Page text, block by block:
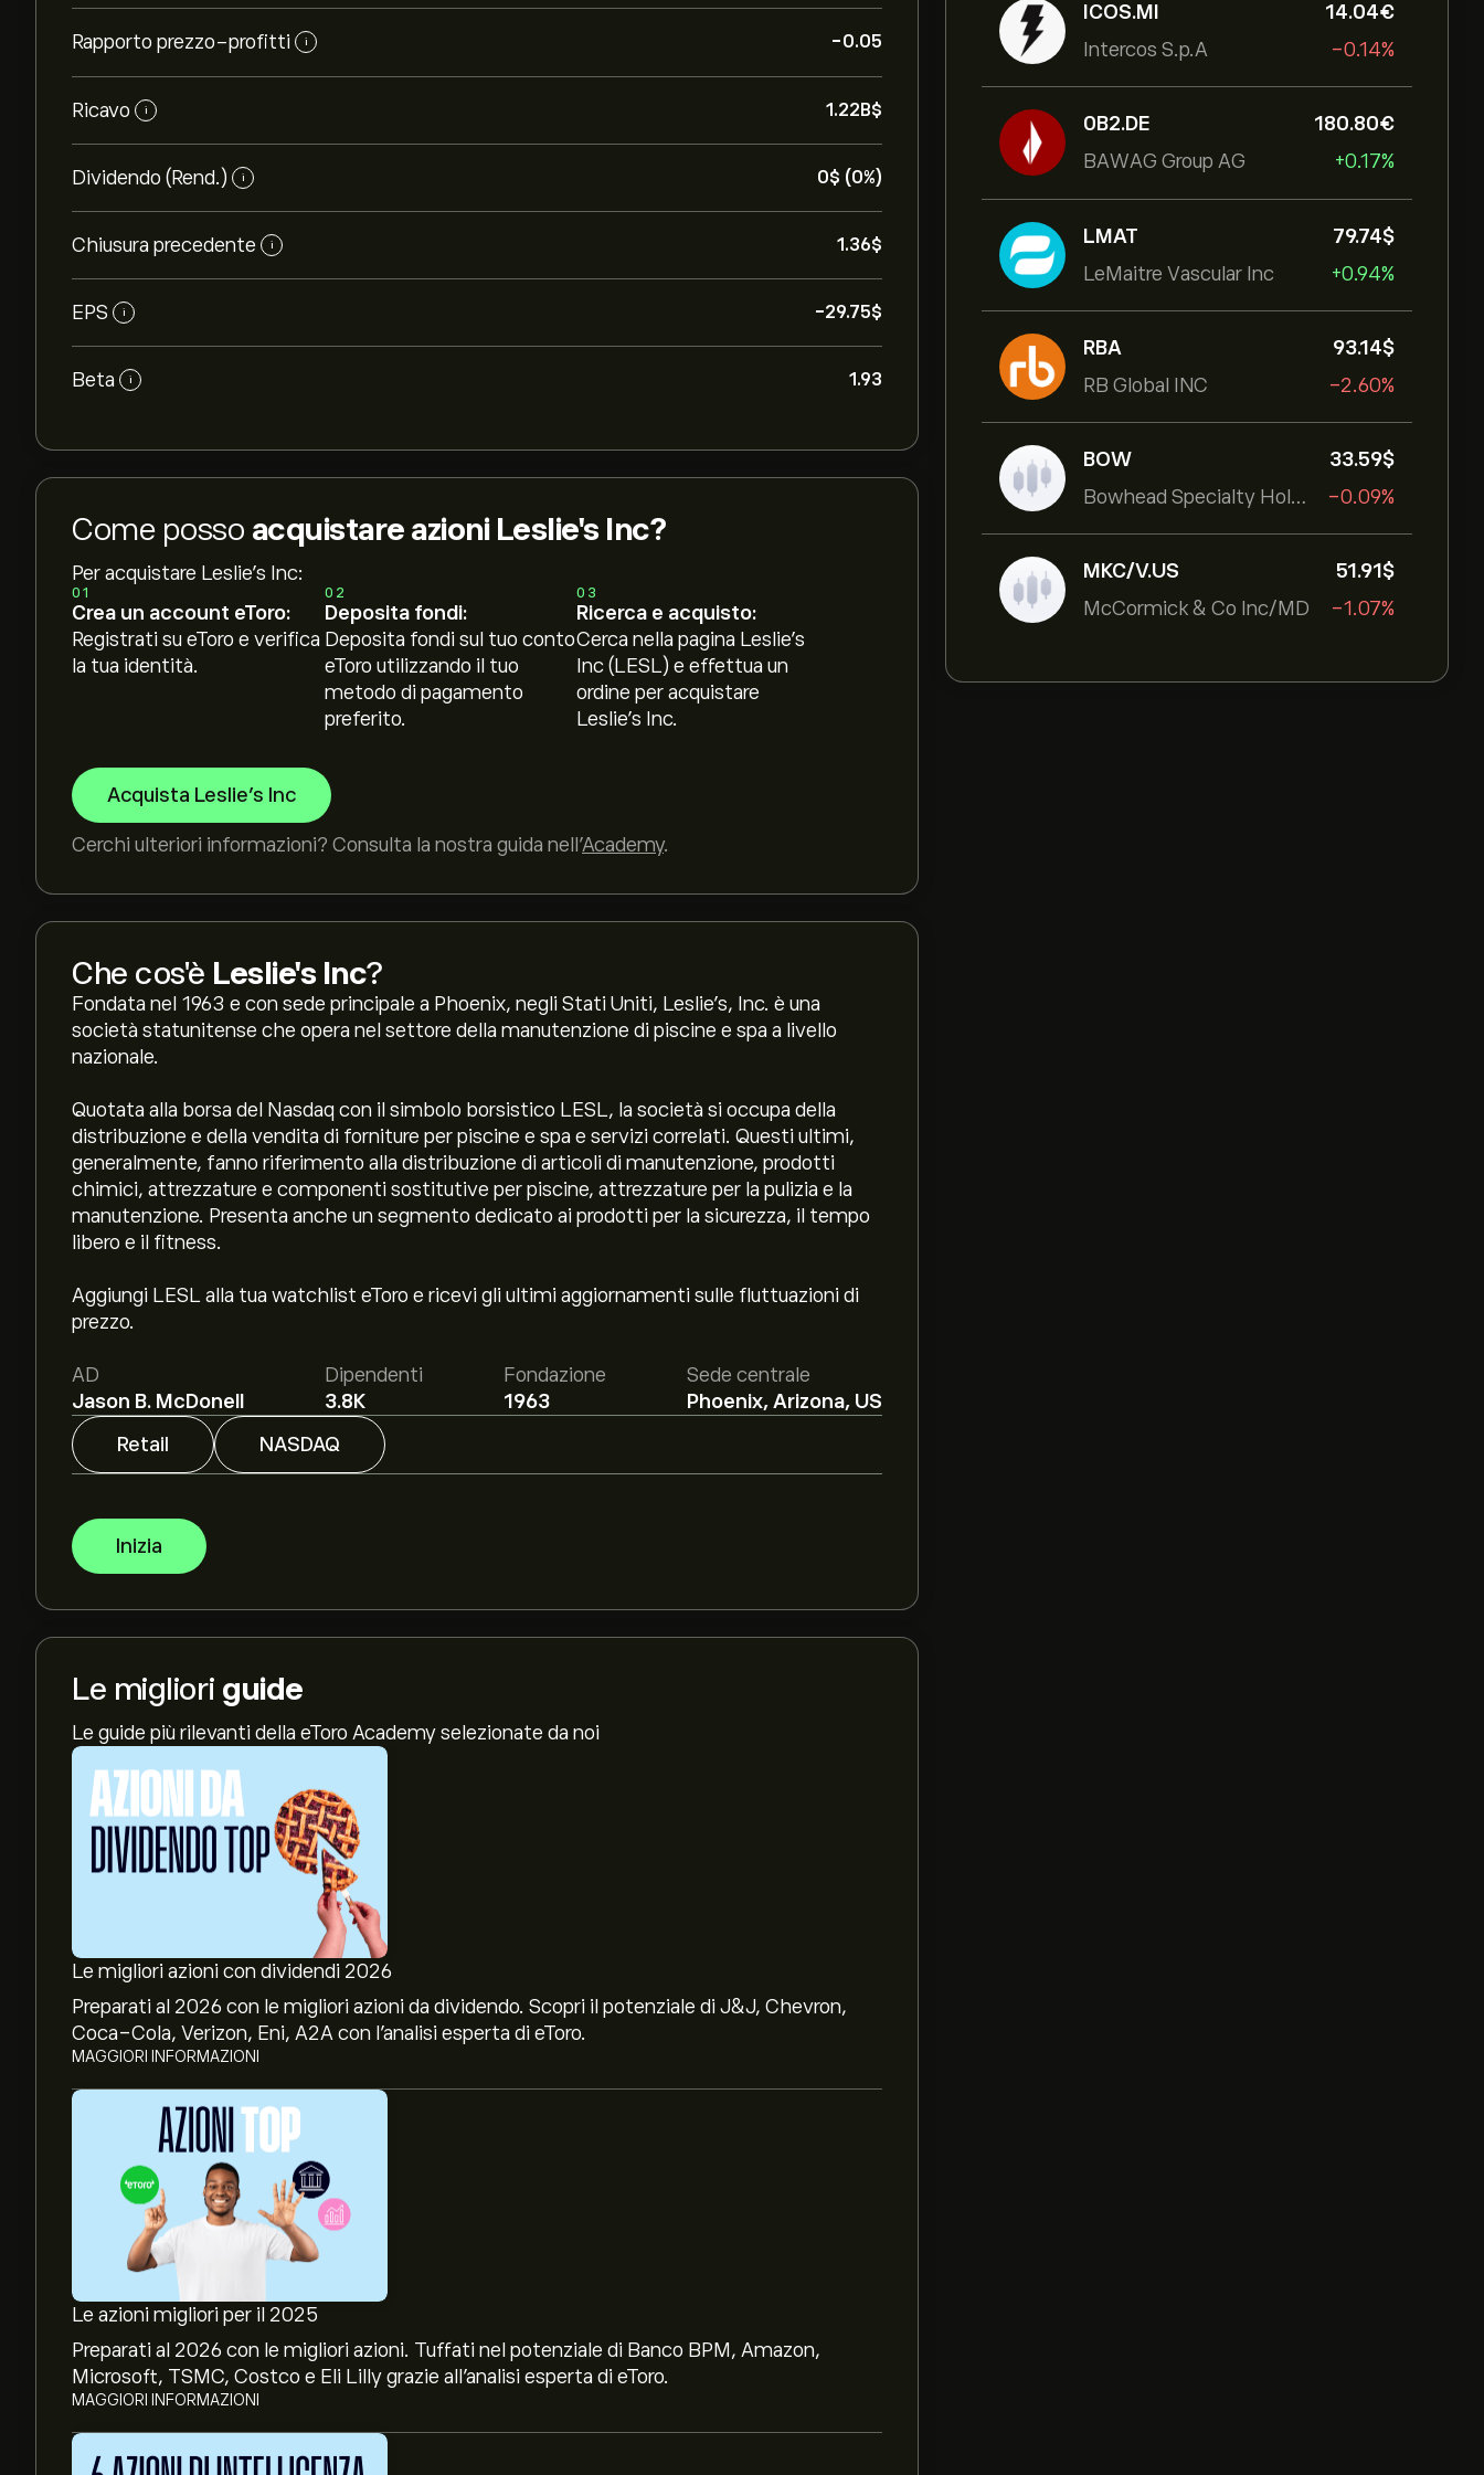
ICOS.MI
Intercos S.p.A
14.04‎€‎
-0.14%
0B2.DE
BAWAG Group AG
180.80‎€‎
+0.17%
LMAT
LeMaitre Vascular Inc
79.74‎$‎
+0.94%
RBA
RB Global INC
93.14‎$‎
-2.60%
BOW
Bowhead Specialty Holdings Inc
33.59‎$‎
-0.09%
MKC/V.US
McCormick & Co Inc/MD
51.91‎$‎
-1.07%
Rapporto prezzo-profitti i -0.05
Ricavo i 1.22B‎$‎
Dividendo (Rend.) i 0‎$‎ (0%)
Chiusura precedente i 1.36‎$‎
EPS i -29.75‎$‎
Beta i 1.93
Come posso acquistare azioni Leslie's Inc?
Per acquistare Leslie's Inc:
01
Crea un account eToro:
Registrati su eToro e verifica
la tua identità.
02
Deposita fondi:
Deposita fondi sul tuo conto
eToro utilizzando il tuo
metodo di pagamento
preferito.
03
Ricerca e acquisto:
Cerca nella pagina Leslie's
Inc (LESL) e effettua un
ordine per acquistare
Leslie's Inc.
Acquista Leslie's Inc
Cerchi ulteriori informazioni? Consulta la nostra guida nell’Academy.
Che cos'è Leslie's Inc?
Fondata nel 1963 e con sede principale a Phoenix, negli Stati Uniti, Leslie's, Inc. è una
società statunitense che opera nel settore della manutenzione di piscine e spa a livello
nazionale.
Quotata alla borsa del Nasdaq con il simbolo borsistico LESL, la società si occupa della
distribuzione e della vendita di forniture per piscine e spa e servizi correlati. Questi ultimi,
generalmente, fanno riferimento alla distribuzione di articoli di manutenzione, prodotti
chimici, attrezzature e componenti sostitutive per piscine, attrezzature per la pulizia e la
manutenzione. Presenta anche un segmento dedicato ai prodotti per la sicurezza, il tempo
libero e il fitness.
Aggiungi LESL alla tua watchlist eToro e ricevi gli ultimi aggiornamenti sulle fluttuazioni di
prezzo.
AD
Jason B. McDonell
Dipendenti
3.8K
Fondazione
1963
Sede centrale
Phoenix, Arizona, US
Retail
NASDAQ
Inizia
Le migliori guide
Le guide più rilevanti della eToro Academy selezionate da noi
Le migliori azioni con dividendi 2026
Preparati al 2026 con le migliori azioni da dividendo. Scopri il potenziale di J&J, Chevron,
Coca-Cola, Verizon, Eni, A2A con l’analisi esperta di eToro.
MAGGIORI INFORMAZIONI
Le azioni migliori per il 2025
Preparati al 2026 con le migliori azioni. Tuffati nel potenziale di Banco BPM, Amazon,
Microsoft, TSMC, Costco e Eli Lilly grazie all’analisi esperta di eToro.
MAGGIORI INFORMAZIONI